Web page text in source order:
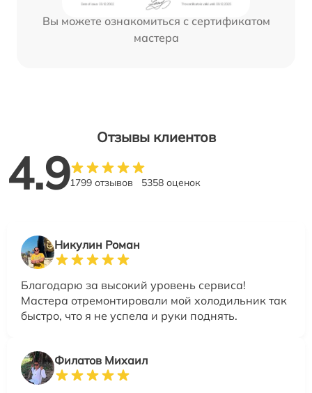
Вы можете ознакомиться с сертификатом
мастера
Отзывы клиентов
4.91799 отзывов 5358 оценок
Никулин Роман
Благодарю за высокий уровень сервиса!
Мастера отремонтировали мой холодильник так
быстро, что я не успела и руки поднять.
Филатов Михаил